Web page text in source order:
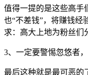
值得一提的是这些高手
也“不差钱”，将赚钱经
求：高大上地为粉丝们
3、一定要警惕忽悠者
最后这种就是最可恶的